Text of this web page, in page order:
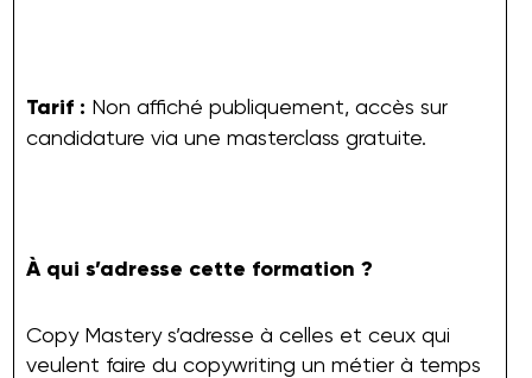
Tarif : Non affiché publiquement, accès sur
candidature via une masterclass gratuite.
À qui s’adresse cette formation ?
Copy Mastery s’adresse à celles et ceux qui
veulent faire du copywriting un métier à temps